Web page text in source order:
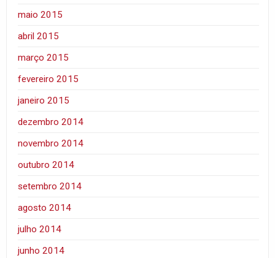
maio 2015
abril 2015
março 2015
fevereiro 2015
janeiro 2015
dezembro 2014
novembro 2014
outubro 2014
setembro 2014
agosto 2014
julho 2014
junho 2014